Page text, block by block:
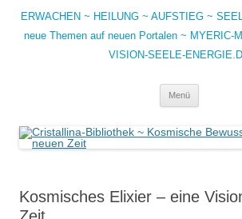
ERWACHEN ~ HEILUNG ~ AUFSTIEG ~
neue Themen auf neuen Portalen ~ MYERIC-
VISION-SEELE-
Menü
Kosmisches Elixier – eine